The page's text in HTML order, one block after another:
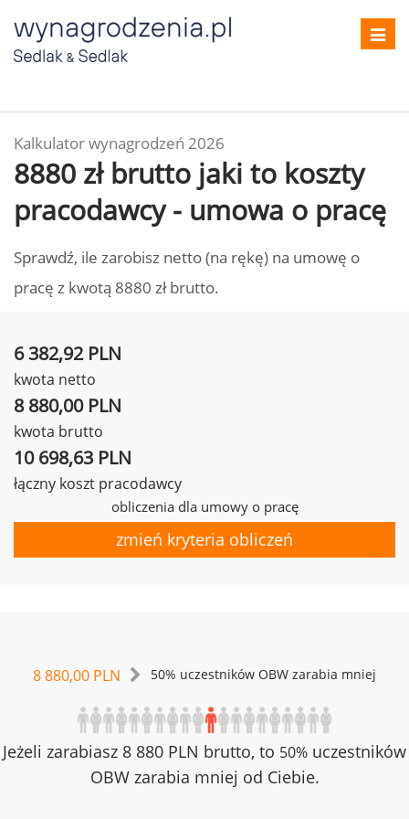
Kalkulator wynagrodzeń 2026
8880 zł brutto jaki to koszty
pracodawcy - umowa o pracę
Sprawdź, ile zarobisz netto (na rękę) na umowę o
pracę z kwotą 8880 zł brutto.
6 382,92 PLN
kwota netto
8 880,00 PLN
kwota brutto
10 698,63 PLN
łączny koszt pracodawcy
obliczenia dla umowy o pracę
zmień kryteria obliczeń
8 880,00 PLN 50% uczestników OBW zarabia mniej
Jeżeli zarabiasz 8 880 PLN brutto, to 50% uczestników
OBW zarabia mniej od Ciebie.